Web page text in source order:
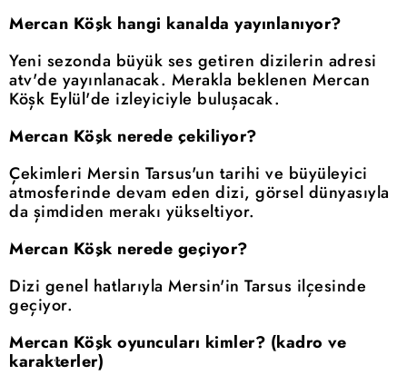
Mercan Köşk hangi kanalda yayınlanıyor?
Yeni sezonda büyük ses getiren dizilerin adresi
atv'de yayınlanacak. Merakla beklenen Mercan
Köşk Eylül'de izleyiciyle buluşacak.
Mercan Köşk nerede çekiliyor?
Çekimleri Mersin Tarsus'un tarihi ve büyüleyici
atmosferinde devam eden dizi, görsel dünyasıyla
da şimdiden merakı yükseltiyor.
Mercan Köşk nerede geçiyor?
Dizi genel hatlarıyla Mersin'in Tarsus ilçesinde
geçiyor.
Mercan Köşk oyuncuları kimler? (kadro ve
karakterler)